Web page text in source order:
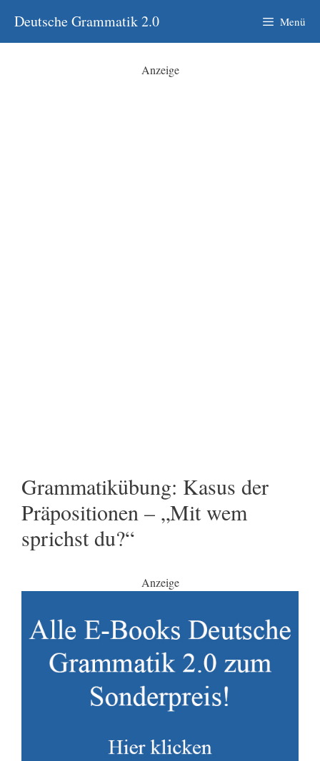
Inhalt
springen
Deutsche Grammatik 2.0 Menü
Anzeige
Grammatikübung: Kasus der
Präpositionen – „Mit wem
sprichst du?“
Anzeige